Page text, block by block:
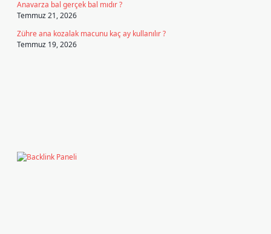
Anavarza bal gerçek bal mıdır ?
Temmuz 21, 2026
Zühre ana kozalak macunu kaç ay kullanılır ?
Temmuz 19, 2026